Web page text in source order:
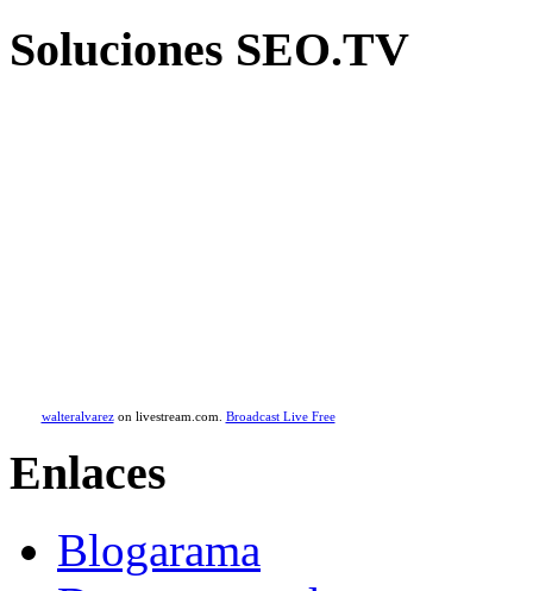
Soluciones SEO.TV
walteralvarezon livestream.com. Broadcast Live Free
Enlaces
Blogarama